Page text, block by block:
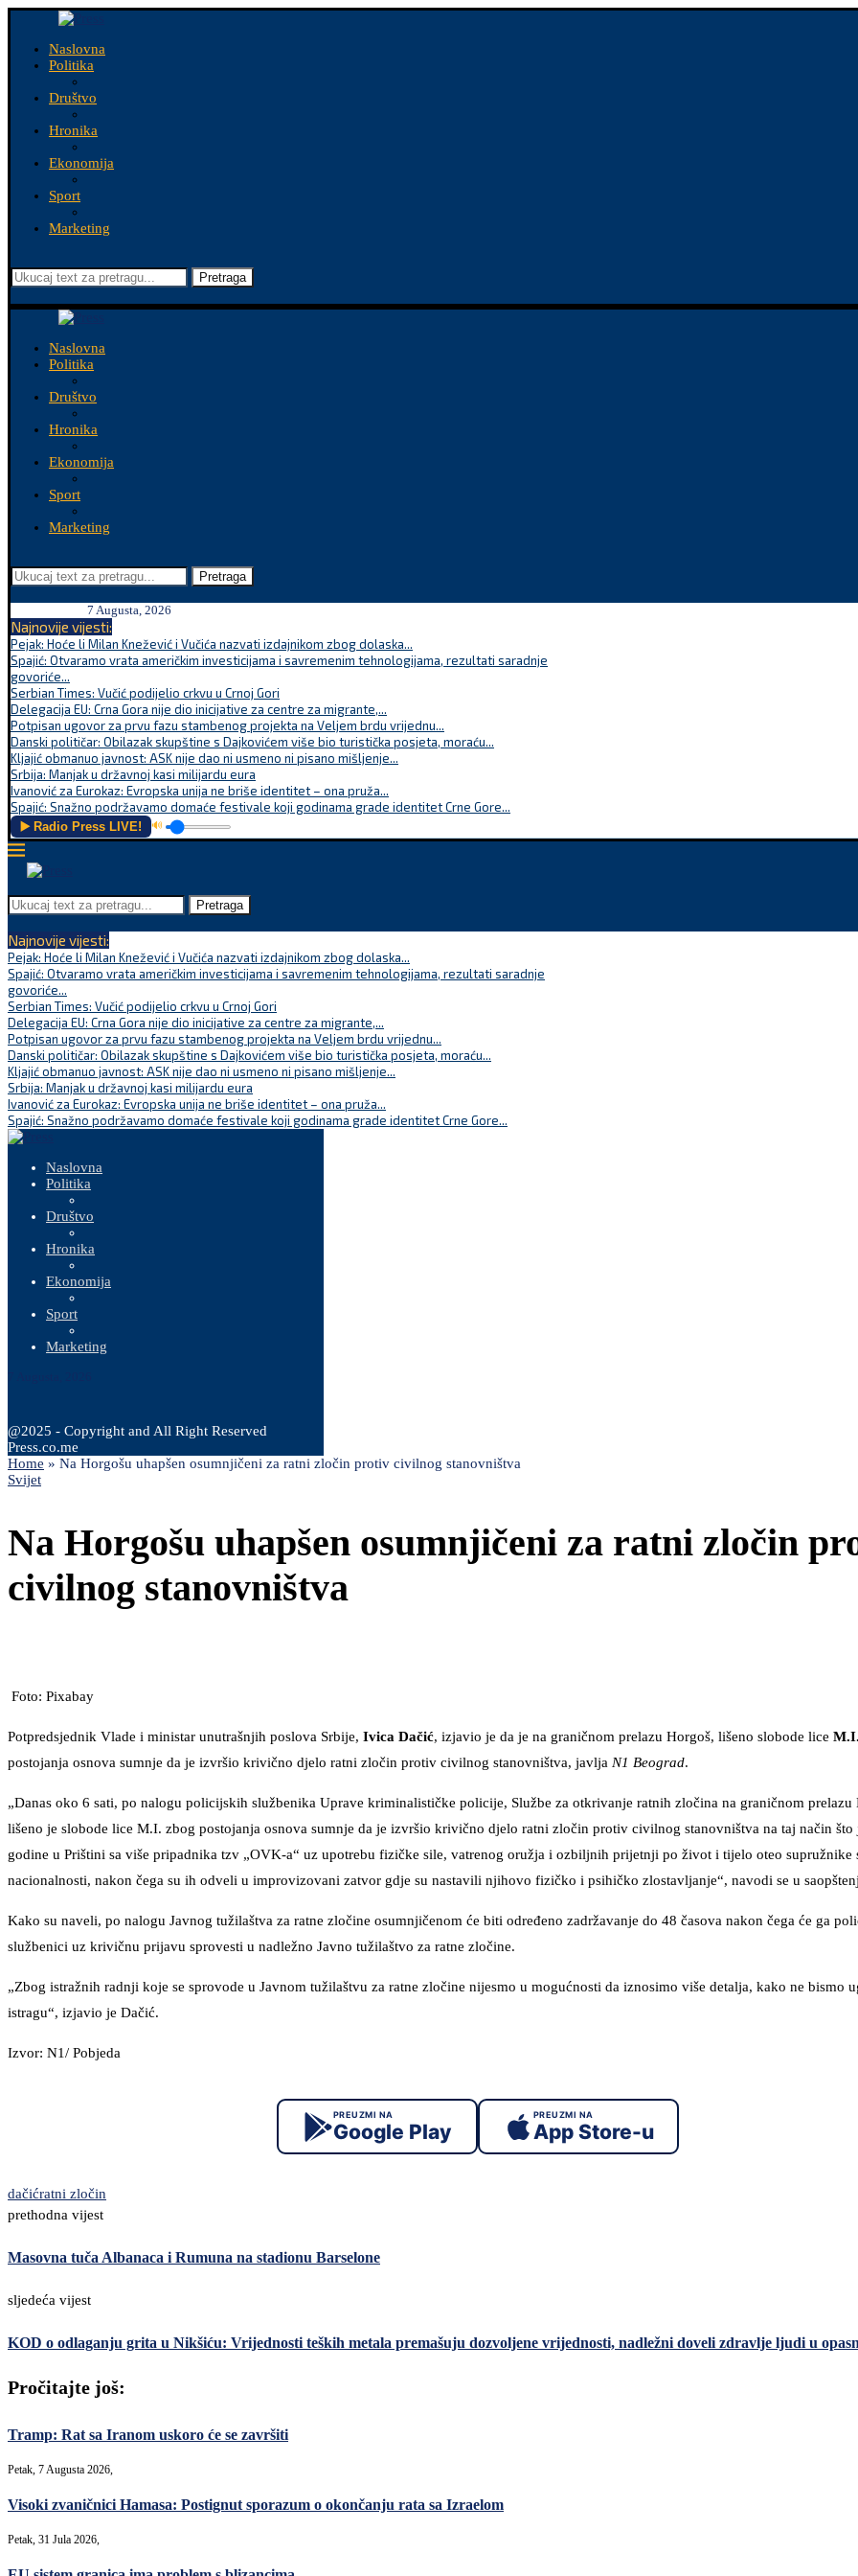
Naslovna
Politika
Društvo
Hronika
Ekonomija
Sport
Marketing
Pretraga
Naslovna
Politika
Društvo
Hronika
Ekonomija
Sport
Marketing
Pretraga
7 Augusta, 2026
Najnovije vijesti:
Pejak: Hoće li Milan Knežević i Vučića nazvati izdajnikom zbog dolaska...
Spajić: Otvaramo vrata američkim investicijama i savremenim tehnologijama, rezultati saradnje
govoriće...
Serbian Times: Vučić podijelio crkvu u Crnoj Gori
Delegacija EU: Crna Gora nije dio inicijative za centre za migrante,...
Potpisan ugovor za prvu fazu stambenog projekta na Veljem brdu vrijednu...
Danski političar: Obilazak skupštine s Dajkovićem više bio turistička posjeta, moraću...
Kljajić obmanuo javnost: ASK nije dao ni usmeno ni pisano mišljenje...
Srbija: Manjak u državnoj kasi milijardu eura
Ivanović za Eurokaz: Evropska unija ne briše identitet – ona pruža...
Spajić: Snažno podržavamo domaće festivale koji godinama grade identitet Crne Gore...
▶️ Radio Press LIVE! 🔊
Pretraga
Najnovije vijesti:
Pejak: Hoće li Milan Knežević i Vučića nazvati izdajnikom zbog dolaska...
Spajić: Otvaramo vrata američkim investicijama i savremenim tehnologijama, rezultati saradnje
govoriće...
Serbian Times: Vučić podijelio crkvu u Crnoj Gori
Delegacija EU: Crna Gora nije dio inicijative za centre za migrante,...
Potpisan ugovor za prvu fazu stambenog projekta na Veljem brdu vrijednu...
Danski političar: Obilazak skupštine s Dajkovićem više bio turistička posjeta, moraću...
Kljajić obmanuo javnost: ASK nije dao ni usmeno ni pisano mišljenje...
Srbija: Manjak u državnoj kasi milijardu eura
Ivanović za Eurokaz: Evropska unija ne briše identitet – ona pruža...
Spajić: Snažno podržavamo domaće festivale koji godinama grade identitet Crne Gore...
Naslovna
Politika
Društvo
Hronika
Ekonomija
Sport
Marketing
@2025 - Copyright and All Right Reserved
Press.co.me
Home » Na Horgošu uhapšen osumnjičeni za ratni zločin protiv civilnog stanovništva
Svijet
Na Horgošu uhapšen osumnjičeni za ratni zločin
civilnog stanovništva
Foto: Pixabay
Potpredsjednik Vlade i ministar unutrašnjih poslova Srbije, Ivica Dačić, izjavio je da je na graničnom prelazu Horgoš, lišeno slobode lice
postojanja osnova sumnje da je izvršio krivično djelo ratni zločin protiv civilnog stanovništva, javlja N1 Beograd.
„Danas oko 6 sati, po nalogu policijskih službenika Uprave kriminalističke policije, Službe za otkrivanje ratnih zločina na graničnom prelazu
lišeno je slobode lice M.I. zbog postojanja osnova sumnje da je izvršio krivično djelo ratni zločin protiv civilnog stanovništva na taj način
godine u Prištini sa više pripadnika tzv „OVK-a“ uz upotrebu fizičke sile, vatrenog oružja i ozbiljnih prijetnji po život i tijelo oteo supružnike
nacionalnosti, nakon čega su ih odveli u improvizovani zatvor gdje su nastavili njihovo fizičko i psihičko zlostavljanje“, navodi se u
Kako su naveli, po nalogu Javnog tužilaštva za ratne zločine osumnjičenom će biti određeno zadržavanje do 48 časova nakon čega će ga
službenici uz krivičnu prijavu sprovesti u nadležno Javno tužilaštvo za ratne zločine.
„Zbog istražnih radnji koje se sprovode u Javnom tužilaštvu za ratne zločine nijesmo u mogućnosti da iznosimo više detalja, kako ne bismo
istragu“, izjavio je Dačić.
Izvor: N1/ Pobjeda
PREUZMI NA
Google Play
PREUZMI NA
App Store-u
dačićratni zločin
prethodna vijest
Masovna tuča Albanaca i Rumuna na stadionu Barselone
sljedeća vijest
KOD o odlaganju grita u Nikšiću: Vrijednosti teških metala premašuju dozvoljene vrijednosti, nadležni doveli zdravlje ljudi u
Pročitajte još:
Tramp: Rat sa Iranom uskoro će se završiti
Petak, 7 Augusta 2026,
Visoki zvaničnici Hamasa: Postignut sporazum o okončanju rata sa Izraelom
Petak, 31 Jula 2026,